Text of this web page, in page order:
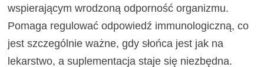
wspierającym wrodzoną odporność organizmu.
Pomaga regulować odpowiedź immunologiczną, co
jest szczególnie ważne, gdy słońca jest jak na
lekarstwo, a suplementacja staje się niezbędna.